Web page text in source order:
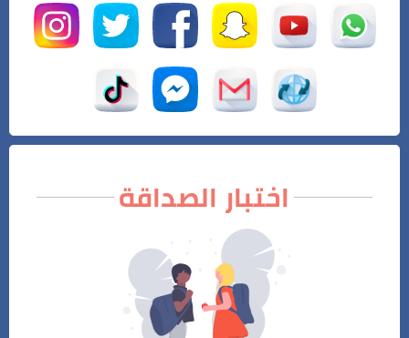
اختبار الصداقة